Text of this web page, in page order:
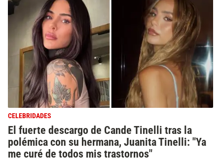
CELEBRIDADES
El fuerte descargo de Cande Tinelli tras la
polémica con su hermana, Juanita Tinelli: "Ya
me curé de todos mis trastornos"